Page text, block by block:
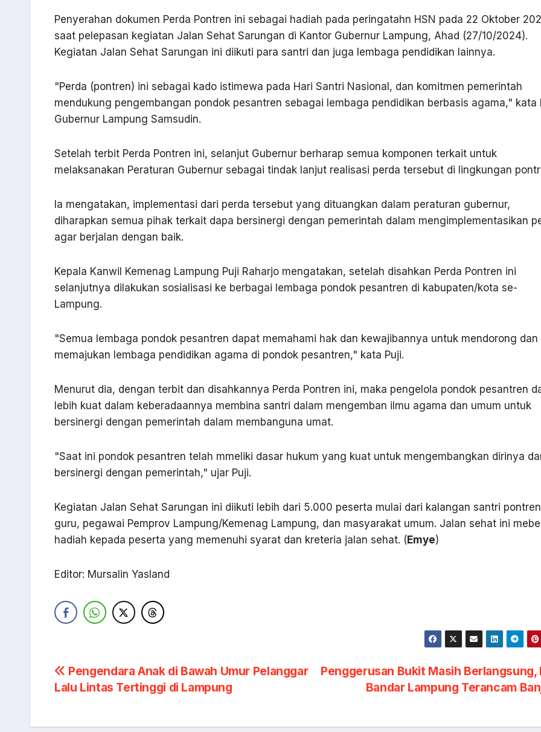
Penyerahan dokumen Perda Pontren ini sebagai hadiah pada peringatahn HSN pada 22 Oktober
saat pelepasan kegiatan Jalan Sehat Sarungan di Kantor Gubernur Lampung, Ahad (27/10/2024).
Kegiatan Jalan Sehat Sarungan ini diikuti para santri dan juga lembaga pendidikan lainnya.
"Perda (pontren) ini sebagai kado istimewa pada Hari Santri Nasional, dan komitmen pemerintah
mendukung pengembangan pondok pesantren sebagai lembaga pendidikan berbasis agama," kata
Gubernur Lampung Samsudin.
Setelah terbit Perda Pontren ini, selanjut Gubernur berharap semua komponen terkait untuk
melaksanakan Peraturan Gubernur sebagai tindak lanjut realisasi perda tersebut di lingkungan
Ia mengatakan, implementasi dari perda tersebut yang dituangkan dalam peraturan gubernur,
diharapkan semua pihak terkait dapa bersinergi dengan pemerintah dalam mengimplementasikan
agar berjalan dengan baik.
Kepala Kanwil Kemenag Lampung Puji Raharjo mengatakan, setelah disahkan Perda Pontren ini
selanjutnya dilakukan sosialisasi ke berbagai lembaga pondok pesantren di kabupaten/kota se-
Lampung.
"Semua lembaga pondok pesantren dapat memahami hak dan kewajibannya untuk mendorong dan
memajukan lembaga pendidikan agama di pondok pesantren," kata Puji.
Menurut dia, dengan terbit dan disahkannya Perda Pontren ini, maka pengelola pondok pesantren
lebih kuat dalam keberadaannya membina santri dalam mengemban ilmu agama dan umum untuk
bersinergi dengan pemerintah dalam membanguna umat.
"Saat ini pondok pesantren telah mmeliki dasar hukum yang kuat untuk mengembangkan dirinya
bersinergi dengan pemerintah," ujar Puji.
Kegiatan Jalan Sehat Sarungan ini diikuti lebih dari 5.000 peserta mulai dari kalangan santri
guru, pegawai Pemprov Lampung/Kemenag Lampung, dan masyarakat umum. Jalan sehat ini
hadiah kepada peserta yang memenuhi syarat dan kreteria jalan sehat. ( Emye)
Editor: Mursalin Yasland
Navigasi
pos
Penggerusan Bukit Masih Berlangsung,
Bandar Lampung Terancam
Pengendara Anak di Bawah Umur Pelanggar
Lalu Lintas Tertinggi di Lampung